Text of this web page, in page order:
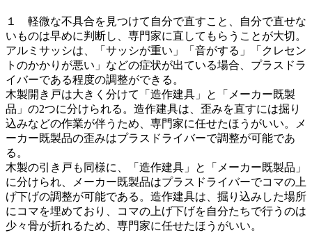
１ 軽微な不具合を見つけて自分で直すこと、自分で直せな
いものは早めに判断し、専門家に直してもらうことが大切。
アルミサッシは、「サッシが重い」「音がする」「クレセン
トのかかりが悪い」などの症状が出ている場合、プラスドラ
イバーである程度の調整ができる。
木製開き戸は大きく分けて「造作建具」と「メーカー既製
品」の2つに分けられる。造作建具は、歪みを直すには掘り
込みなどの作業が伴うため、専門家に任せたほうがいい。メ
ーカー既製品の歪みはプラスドライバーで調整が可能であ
る。
木製の引き戸も同様に、「造作建具」と「メーカー既製品」
に分けられ、メーカー既製品はプラスドライバーでコマの上
げ下げの調整が可能である。造作建具は、掘り込みした場所
にコマを埋めており、コマの上げ下げを自分たちで行うのは
少々骨が折れるため、専門家に任せたほうがいい。